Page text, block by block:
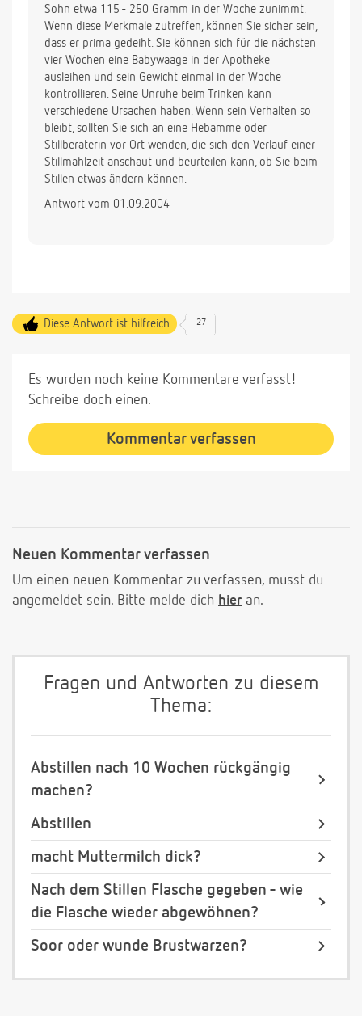
Sohn etwa 115 - 250 Gramm in der Woche zunimmt.
Wenn diese Merkmale zutreffen, können Sie sicher sein,
dass er prima gedeiht. Sie können sich für die nächsten
vier Wochen eine Babywaage in der Apotheke
ausleihen und sein Gewicht einmal in der Woche
kontrollieren. Seine Unruhe beim Trinken kann
verschiedene Ursachen haben. Wenn sein Verhalten so
bleibt, sollten Sie sich an eine Hebamme oder
Stillberaterin vor Ort wenden, die sich den Verlauf einer
Stillmahlzeit anschaut und beurteilen kann, ob Sie beim
Stillen etwas ändern können.
Antwort vom 01.09.2004
Diese Antwort ist hilfreich 27
Es wurden noch keine Kommentare verfasst!
Schreibe doch einen.
Kommentar verfassen
Neuen Kommentar verfassen
Um einen neuen Kommentar zu verfassen, musst du
angemeldet sein. Bitte melde dich hier an.
Fragen und Antworten zu diesem
Thema:
Abstillen nach 10 Wochen rückgängig
machen?
Abstillen
macht Muttermilch dick?
Nach dem Stillen Flasche gegeben - wie
die Flasche wieder abgewöhnen?
Soor oder wunde Brustwarzen?